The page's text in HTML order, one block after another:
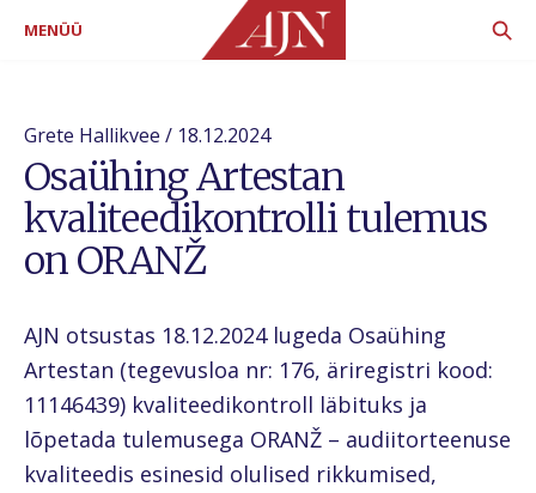
Grete Hallikvee / 18.12.2024
Osaühing Artestan
kvaliteedikontrolli tulemus
on ORANŽ
AJN otsustas 18.12.2024 lugeda Osaühing
Artestan (tegevusloa nr: 176, äriregistri kood:
11146439) kvaliteedikontroll läbituks ja
lõpetada tulemusega ORANŽ – audiitorteenuse
kvaliteedis esinesid olulised rikkumised,
MENÜÜ